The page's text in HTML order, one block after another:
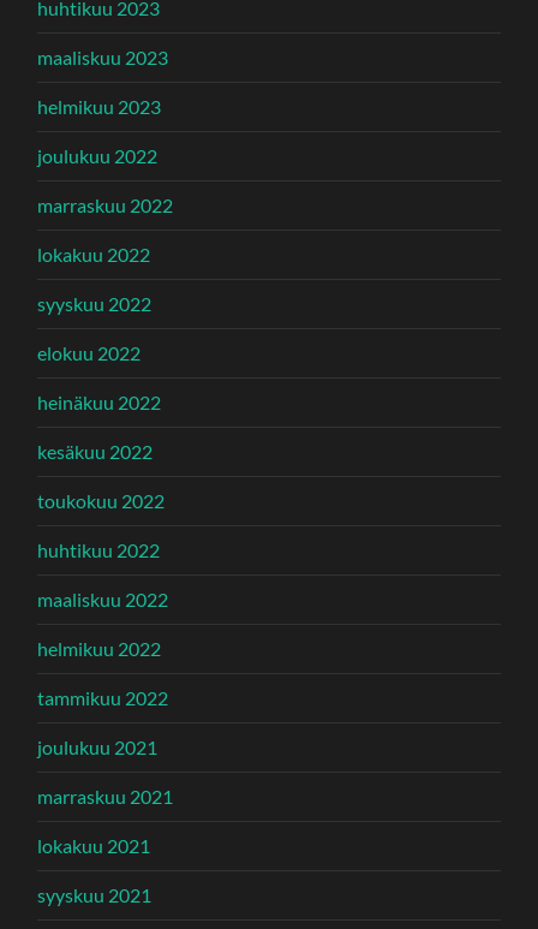
huhtikuu 2023
maaliskuu 2023
helmikuu 2023
joulukuu 2022
marraskuu 2022
lokakuu 2022
syyskuu 2022
elokuu 2022
heinäkuu 2022
kesäkuu 2022
toukokuu 2022
huhtikuu 2022
maaliskuu 2022
helmikuu 2022
tammikuu 2022
joulukuu 2021
marraskuu 2021
lokakuu 2021
syyskuu 2021